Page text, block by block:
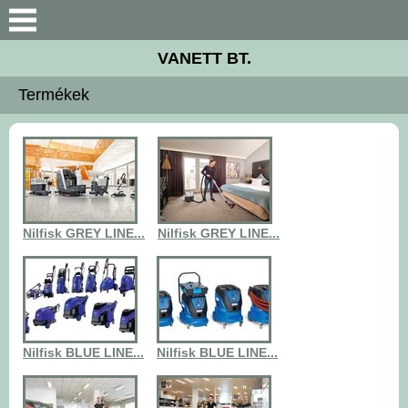
Keresés
Céginformáció
Termékek
Gépkölcsönzés
Szervíz
Letöltések
Akciók
VANETT BT.
Termékek
Nilfisk GREY LINE... Nilfisk GREY LINE...
Nilfisk BLUE LINE... Nilfisk BLUE LINE...